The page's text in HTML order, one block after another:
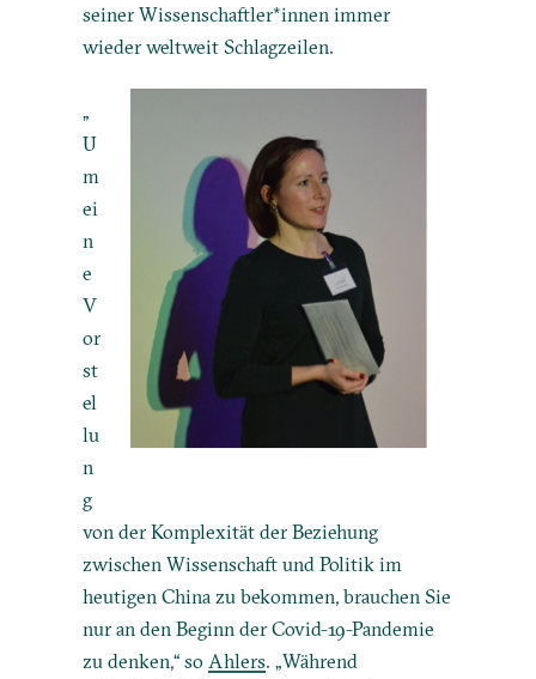
seiner Wissenschaftler*innen immer
wieder weltweit Schlagzeilen.
„
U
m
ei
n
e
V
or
st
el
lu
n
g
von der Komplexität der Beziehung
zwischen Wissenschaft und Politik im
heutigen China zu bekommen, brauchen Sie
nur an den Beginn der Covid-19-Pandemie
zu denken,“ so Ahlers. „Während